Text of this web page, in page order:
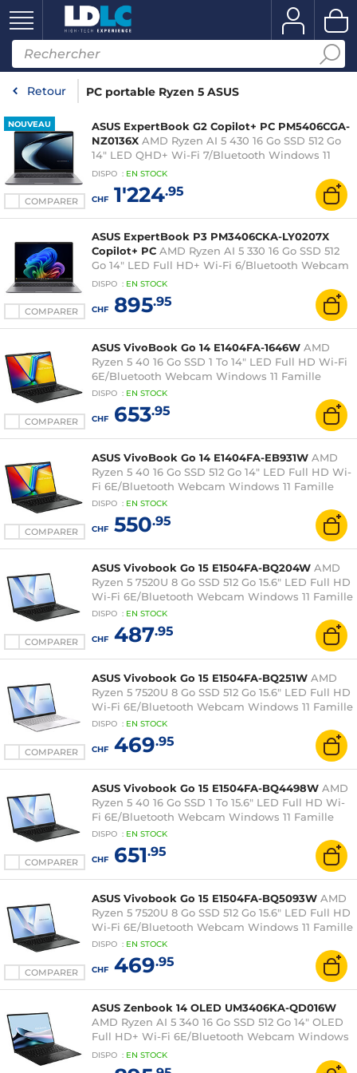
Retour PC portable Ryzen 5 ASUS
NOUVEAU
COMPARER
ASUS ExpertBook G2 Copilot+ PC PM5406CGA-
NZ0136X AMD Ryzen AI 5 430 16 Go SSD 512 Go
14" LED QHD+ Wi-Fi 7/Bluetooth Windows 11
Professionnel
DISPO : EN STOCK
CHF1'224.95
COMPARER
ASUS ExpertBook P3 PM3406CKA-LY0207X
Copilot+ PC AMD Ryzen AI 5 330 16 Go SSD 512
Go 14" LED Full HD+ Wi-Fi 6/Bluetooth Webcam
Windows 11 Professionnel
DISPO : EN STOCK
CHF895.95
COMPARER
ASUS VivoBook Go 14 E1404FA-1646W AMD
Ryzen 5 40 16 Go SSD 1 To 14" LED Full HD Wi-Fi
6E/Bluetooth Webcam Windows 11 Famille
DISPO : EN STOCK
CHF653.95
COMPARER
ASUS VivoBook Go 14 E1404FA-EB931W AMD
Ryzen 5 40 16 Go SSD 512 Go 14" LED Full HD Wi-
Fi 6E/Bluetooth Webcam Windows 11 Famille
DISPO : EN STOCK
CHF550.95
COMPARER
ASUS Vivobook Go 15 E1504FA-BQ204W AMD
Ryzen 5 7520U 8 Go SSD 512 Go 15.6" LED Full HD
Wi-Fi 6E/Bluetooth Webcam Windows 11 Famille
DISPO : EN STOCK
CHF487.95
COMPARER
ASUS Vivobook Go 15 E1504FA-BQ251W AMD
Ryzen 5 7520U 8 Go SSD 512 Go 15.6" LED Full HD
Wi-Fi 6E/Bluetooth Webcam Windows 11 Famille
DISPO : EN STOCK
CHF469.95
COMPARER
ASUS Vivobook Go 15 E1504FA-BQ4498W AMD
Ryzen 5 40 16 Go SSD 1 To 15.6" LED Full HD Wi-
Fi 6E/Bluetooth Webcam Windows 11 Famille
DISPO : EN STOCK
CHF651.95
COMPARER
ASUS Vivobook Go 15 E1504FA-BQ5093W AMD
Ryzen 5 7520U 8 Go SSD 512 Go 15.6" LED Full HD
Wi-Fi 6E/Bluetooth Webcam Windows 11 Famille
DISPO : EN STOCK
CHF469.95
ASUS Zenbook 14 OLED UM3406KA-QD016W
AMD Ryzen AI 5 340 16 Go SSD 512 Go 14" OLED
Full HD+ Wi-Fi 6E/Bluetooth Webcam Windows
11 Famille
DISPO : EN STOCK